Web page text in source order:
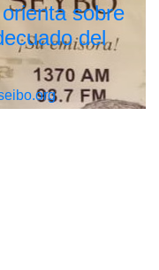
sobre
del